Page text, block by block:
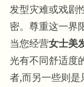
发型灾难或戏剧
密。尊重这一界
当您经营女士美
光有不同舒适度
者,而另一些则